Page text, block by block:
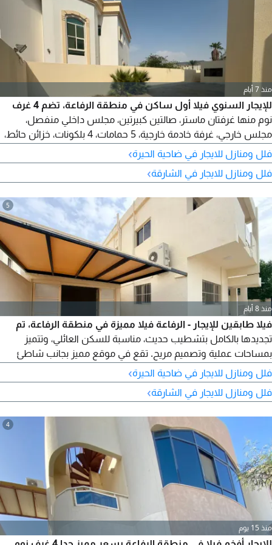
منذ 7 أيام
للإيجار السنوي فيلا أول ساكن في منطقة الرفاعة، تضم 4 غرف
نوم منها غرفتان ماستر، صالتين كبيرتين، مجلس داخلي منفصل،
مجلس خارجي، غرفة خادمة خارجية، 5 حمامات، 4 بلكونات، خزائن حائط،
مغطى مع مساحة خارجية تتسع لحوالي 10 سيارات. مناسبة للسكن
فلل ومنازل للايجار في ضاحية الحيرة›
فلل ومنازل للايجار في الشارقة›
5
منذ 8 أيام
فيلا طابقين للإيجار - الرفاعة فيلا مميزة في منطقة الرفاعة، تم
تجديدها بالكامل بتشطيب حديث، مناسبة للسكن العائلي، وتتميز
بمساحات عملية وتصميم مريح. تقع في موقع مميز بجانب شاطئ
الحيرة مع سهولة الوصول إلى جميع الخدمات والمرافق. تفاصيل
العقار: - فيلا طابقين - 3 غرف نوم - 4 حمامات - غرفة خارجية مع
الكونة - خزائن ملابس - تشطيب حديث - سكن عائلي تفاصيل الإيجار: -
فلل ومنازل للايجار في ضاحية الحيرة›
فلل ومنازل للايجار في الشارقة›
4
منذ 15 يوم